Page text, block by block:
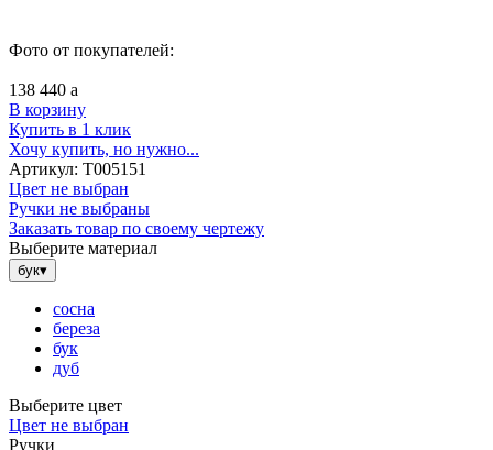
Фото от покупателей:
138 440 a
В корзину
Купить в 1 клик
Хочу купить, но нужно...
Артикул: Т005151
Цвет не выбран
Ручки не выбраны
Заказать товар по своему чертежу
Выберите материал
бук▾
сосна
береза
бук
дуб
Выберите цвет
Цвет не выбран
Ручки